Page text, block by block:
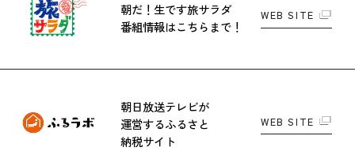
朝だ！生です旅サラダ
番組情報はこちらまで！
WEB SITE
朝日放送テレビが
運営するふるさと
納税サイト
WEB SITE